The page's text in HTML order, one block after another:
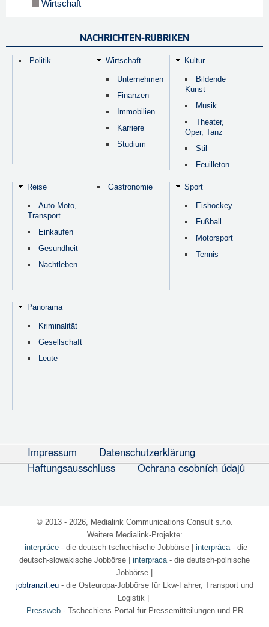
Wirtschaft
NACHRICHTEN-RUBRIKEN
Politik Wirtschaft
Unternehmen
Finanzen
Immobilien
Karriere
Studium
Kultur
Bildende
Kunst
Musik
Theater,
Oper, Tanz
Stil
Feuilleton
Reise
Auto-Moto,
Transport
Einkaufen
Gesundheit
Nachtleben
Gastronomie Sport
Eishockey
Fußball
Motorsport
Tennis
Panorama
Kriminalität
Gesellschaft
Leute
Impressum
Datenschutzerklärung
Haftungsausschluss
Ochrana osobních údajů
© 2013 - 2026, Medialink Communications Consult s.r.o.
Weitere Medialink-Projekte:
interpráce- die deutsch-tschechische Jobbörse| interpráca- die
deutsch-slowakische Jobbörse | interpraca- die deutsch-polnische
Jobbörse |
jobtranzit.eu- die Osteuropa-Jobbörse für Lkw-Fahrer, Transport und
Logistik |
Pressweb- Tschechiens Portal für Pressemitteilungen und PR